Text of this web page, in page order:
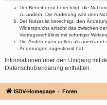
Der Betreiber ist berechtigt, die
zu ändern. Die Änderung wird dem
Der Nutzer ist berechtigt, den
Widerspruchs erlischt das zwischen
Vertragsverhältnis mit sofortiger
Die Änderungen gelten als anerkannt
Änderungen zugestimmt hat.
Informationen über den Umgang mit
Datenschutzerklärung enthalten.
ISDV-Homepage Foren